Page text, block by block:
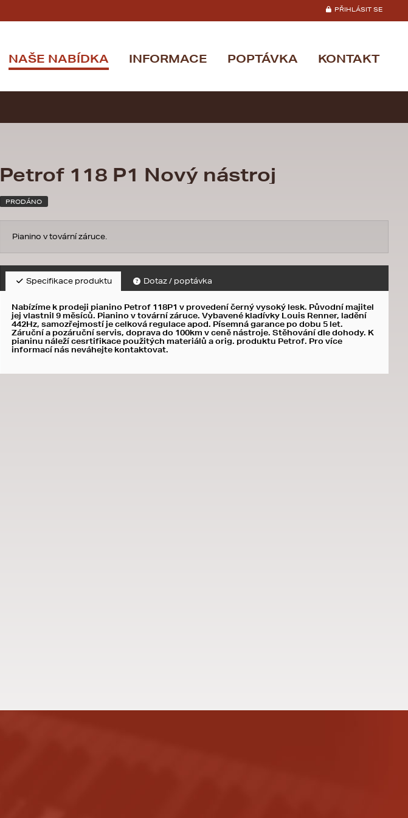
PŘIHLÁSIT SE
NAŠE NABÍDKA INFORMACE POPTÁVKA KONTAKT
Petrof 118 P1 Nový nástroj
PRODÁNO
Pianino v tovární záruce.
Specifikace produktu Dotaz / poptávka
Nabízíme k prodeji pianino Petrof 118P1 v provedení černý vysoký lesk. Původní majitel
jej vlastnil 9 měsíců. Pianino v tovární záruce. Vybavené kladívky Louis Renner, ladění
442Hz, samozřejmostí je celková regulace apod. Písemná garance po dobu 5 let.
Záruční a pozáruční servis, doprava do 100km v ceně nástroje. Stěhování dle dohody. K
pianinu náleží cesrtifikace použitých materiálů a orig. produktu Petrof. Pro více
informací nás neváhejte kontaktovat.